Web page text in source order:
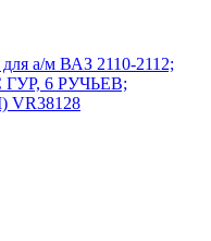
а/м ВАЗ 2110-2112;
6 РУЧЬЕВ;